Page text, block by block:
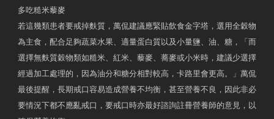
多吃糙米藜麥
若這幾類患者要戒掉麩質，萬侃建議應緊貼飲食金字塔，選用全穀物
為主食，配合足夠蔬菜水果、適量蛋白質以及小量鹽、油、糖，「而
選擇無麩質穀物類如糙米、紅米、藜麥、蕎麥或小米時，建議少選擇
經過加工處理的，因為油分和糖分相對較高，卡路里會更高。」萬侃
最後提醒，長期戒口容易造成營養不均衡，甚至營養不良，因此非必
要情況下都不應亂戒口，要戒口時亦最好諮詢註冊營養師的意見，以